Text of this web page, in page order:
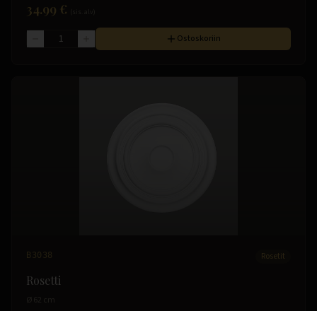
34.99 €
Ostoskoriin
B3038 Rosetit
Rosetti
Ø 62 cm